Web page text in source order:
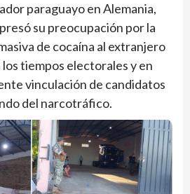
paraguayo en Alemania,
su preocupación por la
de cocaína al extranjero
tiempos electorales y en
vinculación de candidatos
del narcotráfico.